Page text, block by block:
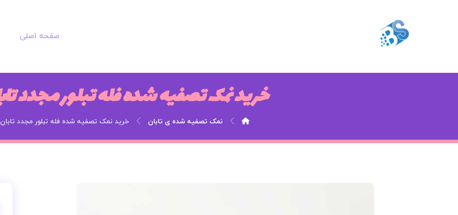
صفحه اصلی
خرید نمک تصفیه شده فله تبلور مجدد
نمک تصفیه شده ی تابان خرید نمک تصفیه شده فله تبلور مجدد تابان